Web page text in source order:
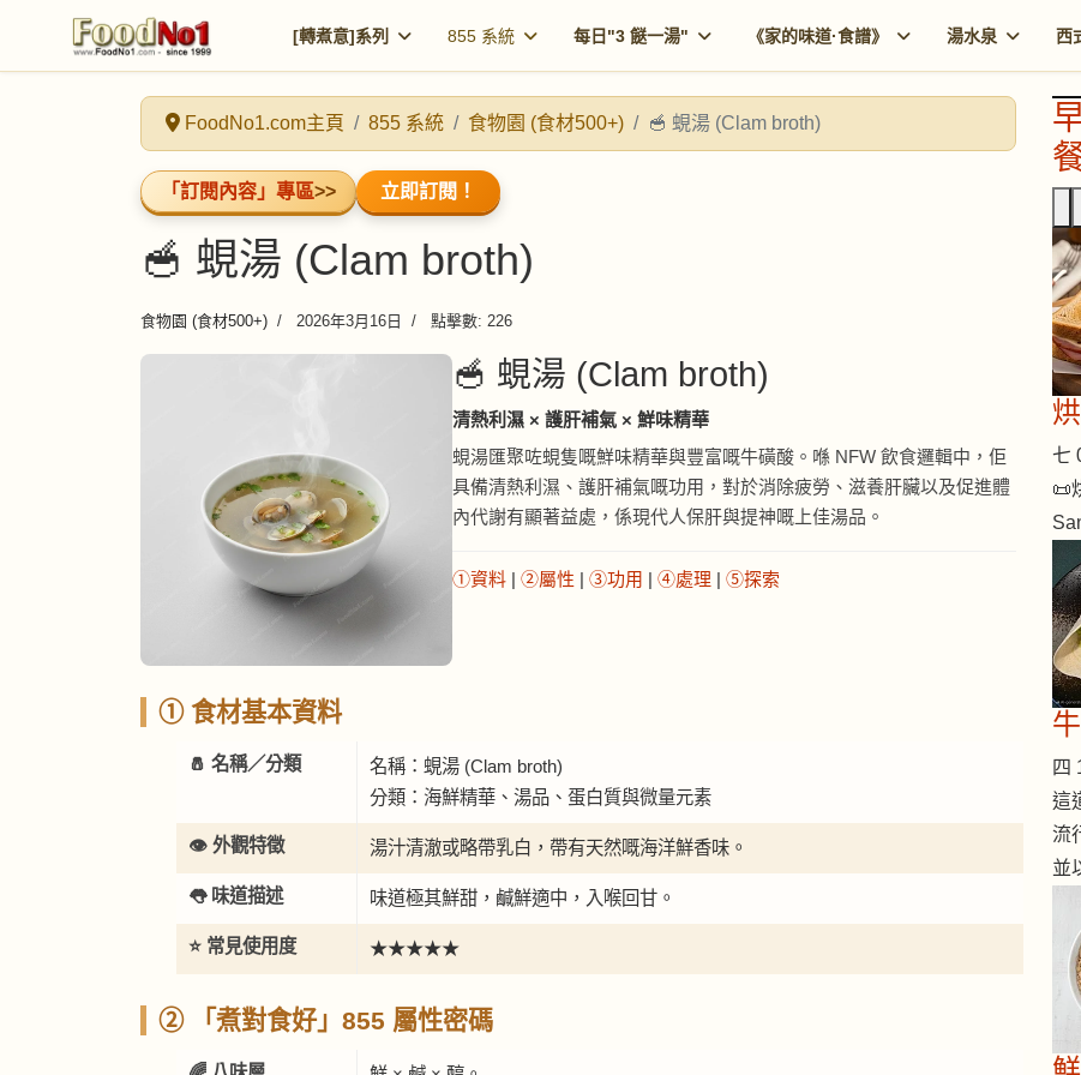
[轉煮意]系列 855 系統 每日"3 餸一湯" 《家的味道·食譜》 湯水泉 西
FoodNo1.com主頁 855 系統 食物園 (食材500+) 🥣 蜆湯 (Clam broth)
「訂閱內容」專區>> 立即訂閱！
🥣 蜆湯 (Clam broth)
食物園 (食材500+) 2026年3月16日 點擊數: 226
🥣 蜆湯 (Clam broth)
清熱利濕 × 護肝補氣 × 鮮味精華
蜆湯匯聚咗蜆隻嘅鮮味精華與豐富嘅牛磺酸。喺 NFW 飲食邏輯中，佢
具備清熱利濕、護肝補氣嘅功用，對於消除疲勞、滋養肝臟以及促進體
內代謝有顯著益處，係現代人保肝與提神嘅上佳湯品。
①資料 | ②屬性 | ③功用 | ④處理 | ⑤探索
① 食材基本資料
🧂 名稱／分類
名稱：蜆湯 (Clam broth)
分類：海鮮精華、湯品、蛋白質與微量元素
👁️ 外觀特徵 湯汁清澈或略帶乳白，帶有天然嘅海洋鮮香味。
👅 味道描述 味道極其鮮甜，鹹鮮適中，入喉回甘。
⭐ 常見使用度 ★★★★★
② 「煮對食好」855 屬性密碼
七
📜
四
這
流
並